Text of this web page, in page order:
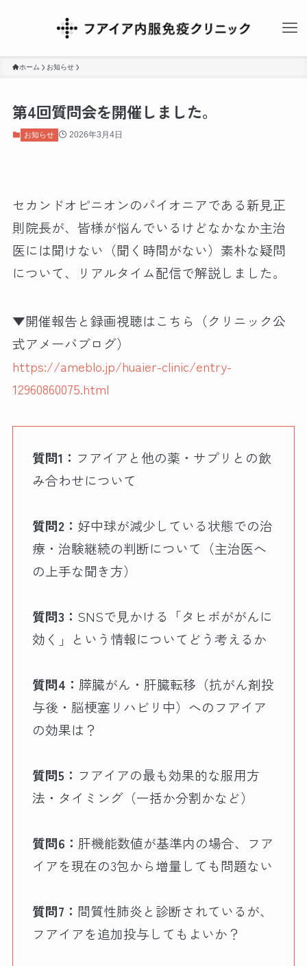
ホーム お知らせ
第4回質問会を開催しました。
お知らせ 2026年3月4日
セカンドオピニオンのパイオニアである新見正
則院長が、皆様が悩んでいるけどなかなか主治
医には聞けない（聞く時間がない）素朴な疑問
について、リアルタイム配信で解説しました。
▼開催報告と録画視聴はこちら（クリニック公
式アメーバブログ）
https://ameblo.jp/huaier-clinic/entry-
12960860075.html
質問1： フアイアと他の薬・サプリとの飲
み合わせについて
質問2： 好中球が減少している状態での治
療・治験継続の判断について（主治医へ
の上手な聞き方）
質問3： SNSで見かける「タヒボががんに
効く」という情報についてどう考えるか
質問4： 膵臓がん・肝臓転移（抗がん剤投
与後・脳梗塞リハビリ中）へのフアイア
の効果は？
質問5： フアイアの最も効果的な服用方
法・タイミング（一括か分割かなど）
質問6： 肝機能数値が基準内の場合、フア
イアを現在の3包から増量しても問題ない
質問7： 間質性肺炎と診断されているが、
フアイアを追加投与してもよいか？